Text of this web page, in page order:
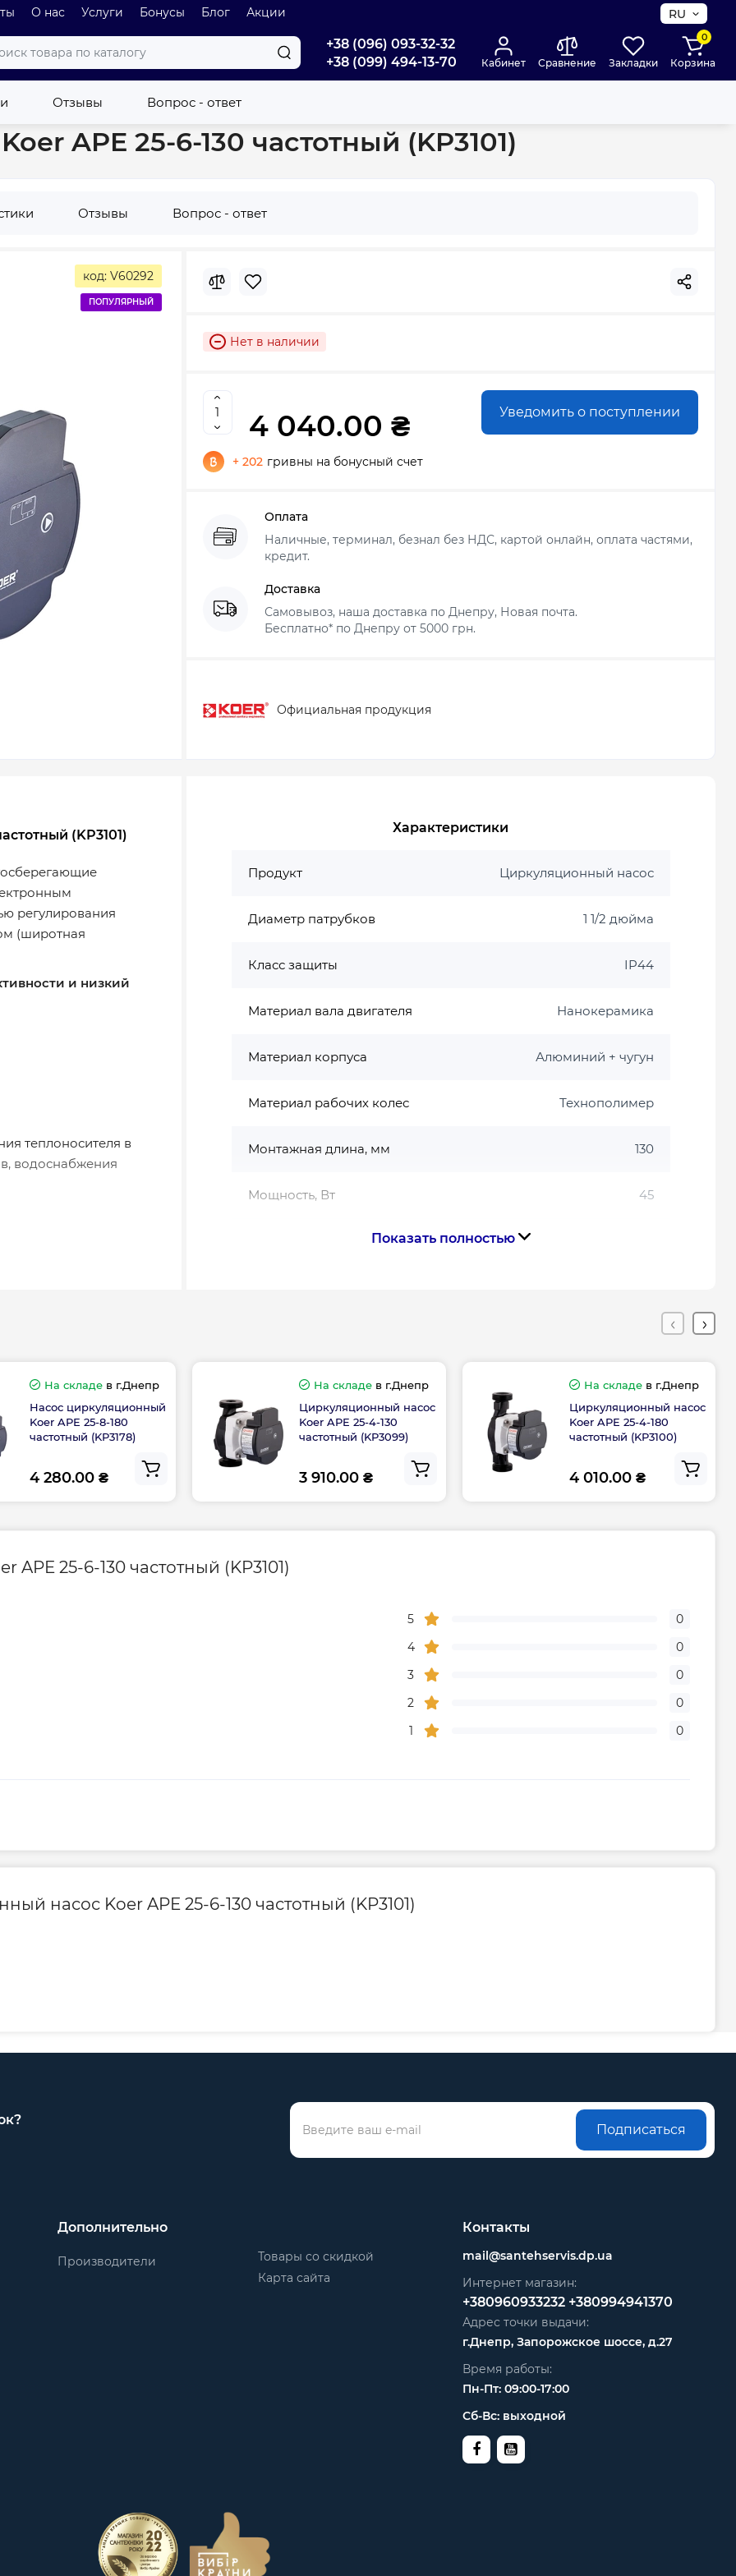
О нас Услуги Бонусы Блог Акции RU
+38 (096) 093-32-32
+38 (099) 494-13-70
Кабинет Сравнение Закладки
0
Корзина
Отзывы Вопрос - ответ
насос Koer APE 25-6-130 частотный (KP3101)
APE 25-6-130 частотный (KP3101)
Отзывы Вопрос - ответ
код: V60292
ПОПУЛЯРНЫЙ
Нет в наличии
4 040.00 ₴ Уведомить о поступлении
+ 202 гривны на бонусный счет
Оплата
Наличные, терминал, безнал без НДС, картой онлайн, оплата частями,
кредит.
Доставка
Самовывоз, наша доставка по Днепру, Новая почта.
Бесплатно* по Днепру от 5000 грн.
Официальная продукция
(KP3101)
регулирования
(широтная
и низкий
теплоносителя в
водоснабжения
жидкость
+40 °С
с
вала и
пользователя
160×145×140
200×145×155
Характеристики
Продукт Циркуляционный насос
Диаметр патрубков 1 1/2 дюйма
Класс защиты IP44
Материал вала двигателя Нанокерамика
Материал корпуса Алюминий + чугун
Материал рабочих колес Технополимер
Монтажная длина, мм 130
Мощность, Вт 45
Тип подключения Резьбовое
Страна бренда Чехия
Страна производства Чехия
Габариты, размеры, вес
Вес брутто, кг
Гарантия производителя, мес
Контакты сервисного центра
Показать полностью
На складев г.Днепр
Насос циркуляционный
Koer APE 25-8-180
частотный (KP3178)
4 280.00 ₴
На складе в г.Днепр
Циркуляционный насос
Koer APE 25-4-130
частотный (KP3099)
3 910.00 ₴
На складев г.Днепр
Циркуляционный насос
Koer APE 25-4-180
частотный (KP3100)
4 010.00 ₴
25-6-130 частотный (KP3101)
5
0
4
0
3
0
2
0
1
0
насос Koer APE 25-6-130 частотный (KP3101)
Подписаться
Дополнительно
Производители
Товары со скидкой
Карта сайта
Контакты
mail@santehservis.dp.ua
Интернет магазин:
+380960933232 +380994941370
Адрес точки выдачи:
г.Днепр, Запорожское шоссе, д.27
Время работы:
Пн-Пт: 09:00-17:00
Сб-Вс: выходной